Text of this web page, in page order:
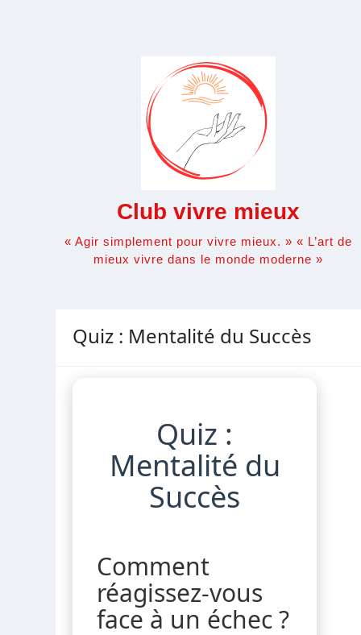
Club vivre mieux
« Agir simplement pour vivre mieux. » « L’art de
mieux vivre dans le monde moderne »
Quiz : Mentalité du Succès
Quiz :
Mentalité du
Succès
Comment
réagissez-vous
face à un échec ?